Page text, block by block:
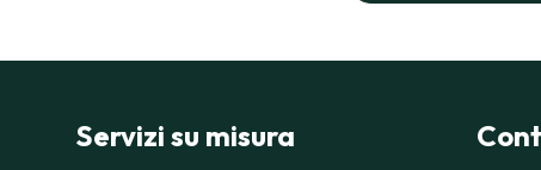
Servizi su misura